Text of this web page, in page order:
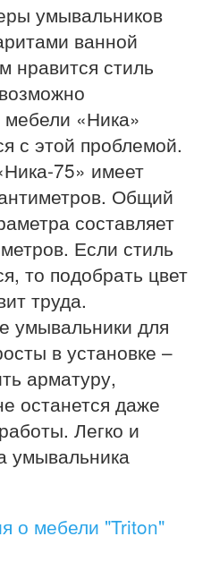
умывальников
ванной
нравится стиль
«Ника»
с этой проблемой.
75» имеет
Общий
составляет
Если стиль
то подобрать цвет
труда.
умывальники для
в установке –
арматуру,
останется даже
Легко и
умывальника
о мебели "Triton"